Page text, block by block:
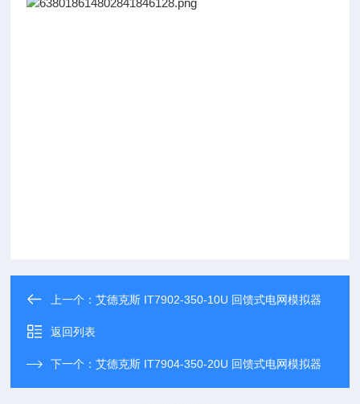
上一个：艾德克斯 IT7902-350-10U 回馈式电网模拟器
返回列表
下一个：艾德克斯 IT7904-350-20U 回馈式电网模拟器